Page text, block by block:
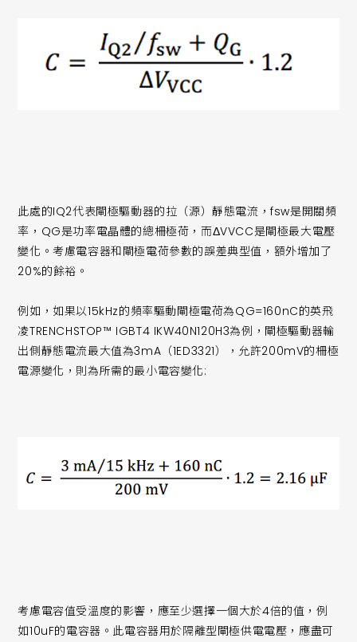
此處的IQ2代表閘極驅動器的拉（源）靜態電流，fsw是開關頻
率，QG是功率電晶體的總柵極荷，而ΔVVCC是閘極最大電壓
變化。考慮電容器和閘極電荷參數的誤差典型值，額外增加了
20%的餘裕。
例如，如果以15kHz的頻率驅動閘極電荷為QG=160nC的英飛
凌TRENCHSTOP™ IGBT4 IKW40N120H3為例，閘極驅動器輸
出側靜態電流最大值為3mA（1ED3321），允許200mV的柵極
電源變化，則為所需的最小電容變化:
考慮電容值受溫度的影響，應至少選擇一個大於4倍的值，例
如10uF的電容器。此電容器用於隔離型閘極供電電壓，應盡可